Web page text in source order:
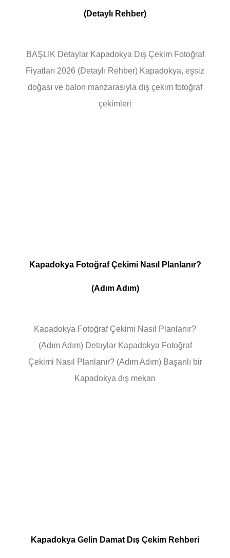
(Detaylı Rehber)
BAŞLIK Detaylar Kapadokya Dış Çekim Fotoğraf
Fiyatları 2026 (Detaylı Rehber) Kapadokya, eşsiz
doğası ve balon manzarasıyla dış çekim fotoğraf
çekimleri
Kapadokya Fotoğraf Çekimi Nasıl Planlanır?
(Adım Adım)
Kapadokya Fotoğraf Çekimi Nasıl Planlanır?
(Adım Adım) Detaylar Kapadokya Fotoğraf
Çekimi Nasıl Planlanır? (Adım Adım) Başarılı bir
Kapadokya dış mekan
Kapadokya Gelin Damat Dış Çekim Rehberi